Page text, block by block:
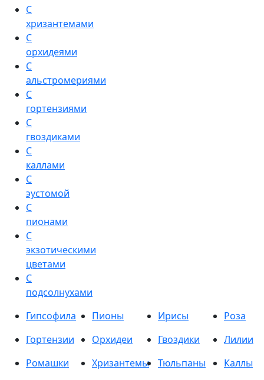
С
хризантемами
С
орхидеями
С
альстромериями
С
гортензиями
С
гвоздиками
С
каллами
С
эустомой
С
пионами
С
экзотическими
цветами
С
подсолнухами
Гипсофила
Пионы Ирисы
Роза
Гортензии
Орхидеи Гвоздики
Лилии
Ромашки
Хризантемы Тюльпаны
Каллы